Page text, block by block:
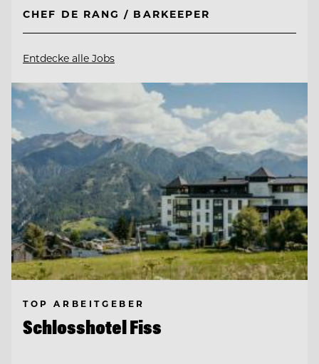
CHEF DE RANG / BARKEEPER
Entdecke alle Jobs
TOP ARBEITGEBER
Schlosshotel Fiss